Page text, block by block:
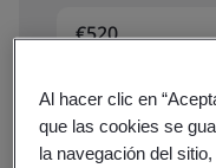
€520
View dates
Al hacer clic en
que las cookies se
la navegación del